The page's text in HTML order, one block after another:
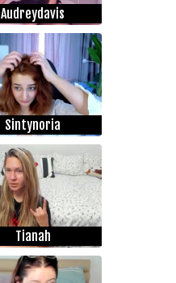
Audreydavis
Sintynoria
Tianah